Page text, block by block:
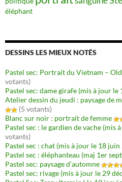
éléphant
DESSINS LES MIEUX NOTÉS
Pastel sec: Portrait du Vietnam –
votants)
Pastel sec: dame girafe (mis à jour le
Atelier dessin du jeudi : paysage de
(5 votants)
Blanc sur noir : portrait de femme
Pastel sec : le gardien de vache (mis
votants)
Pastel sec : chat (mis à jour le 18 juin
Pastel sec : éléphanteau (maj 1er
Pastel sec: paysage d’automne
Pastel sec: rivage (mis à jour le 29